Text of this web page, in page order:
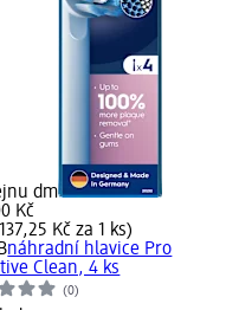
dm
Kč
Kč za 1 ks)
náhradní hlavice Pro
Clean, 4 ks
(0)